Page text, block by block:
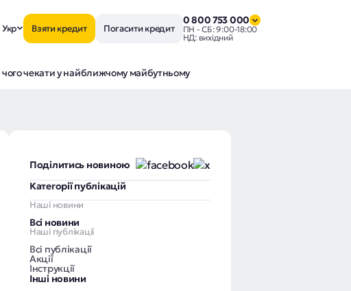
Укр Взяти кредит Погасити кредит
0 800 753 000
ПН - СБ: 9:00-18:00
НД: вихідний
чого чекати у найближчому майбутньому
Поділитись новиною
Категорії публікацій
Наші новини
Всі новини
Наші публікації
Всі публікації
Акції
Інструкції
Інші новини